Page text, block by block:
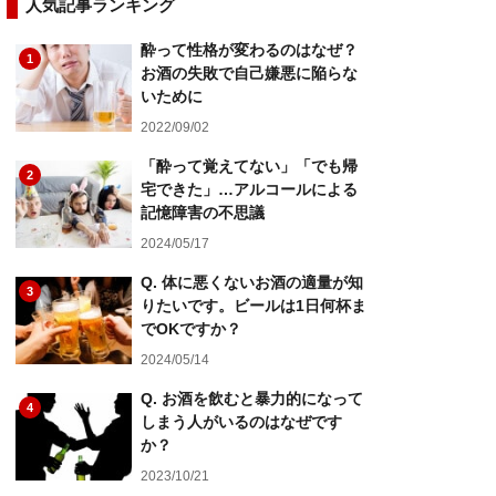
人気記事ランキング
1
酔って性格が変わるのはなぜ？
お酒の失敗で自己嫌悪に陥らな
いために
2022/09/02
2
「酔って覚えてない」「でも帰
宅できた」…アルコールによる
記憶障害の不思議
2024/05/17
3
Q. 体に悪くないお酒の適量が知
りたいです。ビールは1日何杯ま
でOKですか？
2024/05/14
4
Q. お酒を飲むと暴力的になって
しまう人がいるのはなぜです
か？
2023/10/21